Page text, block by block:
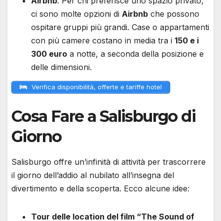
ci sono molte opzioni di Airbnb che possono
ospitare gruppi più grandi. Case o appartamenti
con più camere costano in media tra i 150 e i
300 euro a notte, a seconda della posizione e
delle dimensioni.
Verifica disponibilità, offerte e tariffe hotel
Cosa Fare a Salisburgo di
Giorno
Salisburgo offre un’infinità di attività per trascorrere
il giorno dell’addio al nubilato all’insegna del
divertimento e della scoperta. Ecco alcune idee:
Tour delle location del film “The Sound of